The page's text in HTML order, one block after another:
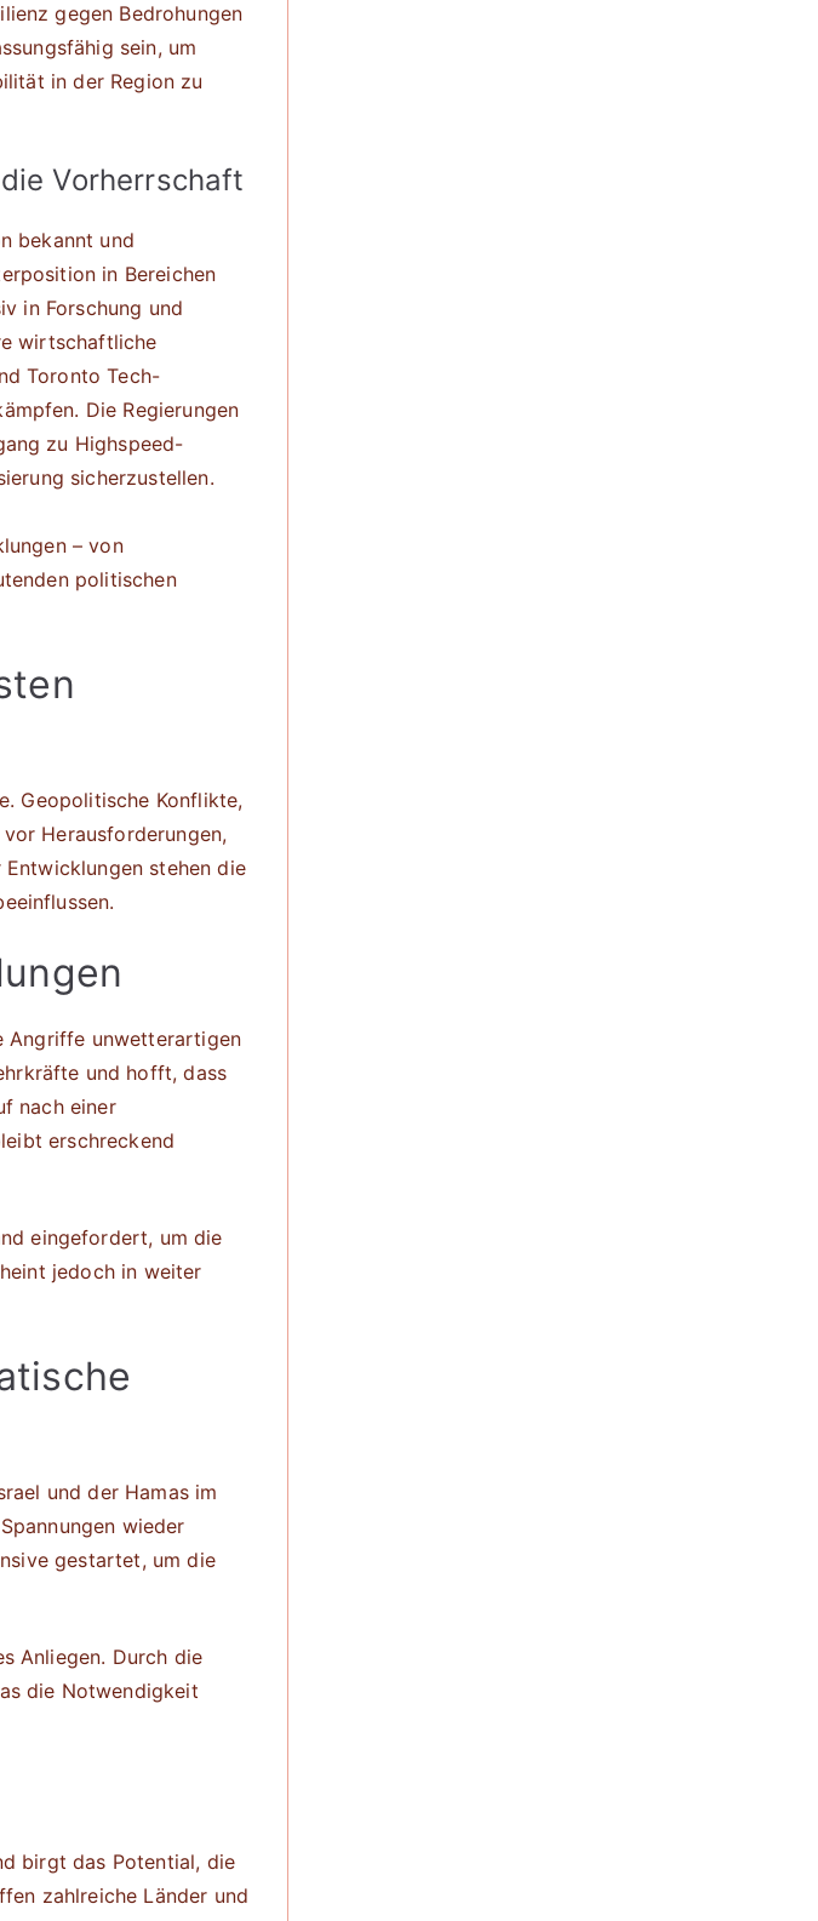
gegen Bedrohungen
sein, um
in der Region zu
Vorherrschaft
bekannt und
in Bereichen
in Forschung und
wirtschaftliche
Toronto Tech-
Die Regierungen
zu Highspeed-
sicherzustellen.
– von
politischen
Geopolitische Konflikte,
Herausforderungen,
stehen die
Angriffe unwetterartigen
und hofft, dass
nach einer
erschreckend
eingefordert, um die
jedoch in weiter
und der Hamas im
wieder
gestartet, um die
Anliegen. Durch die
die Notwendigkeit
birgt das Potential, die
zahlreiche Länder und